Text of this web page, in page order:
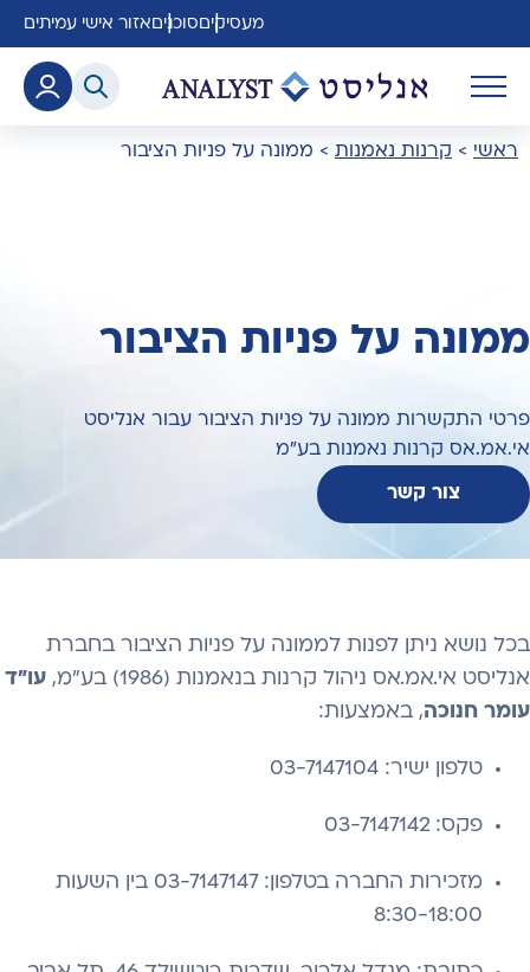
מעסיקים סוכנים אזור אישי עמיתים
ראשי > קרנות נאמנות > ממונה על פניות הציבור
ממונה על פניות הציבור
פרטי התקשרות ממונה על פניות הציבור עבור אנליסט
אי.אמ.אס קרנות נאמנות בע"מ
צור קשר
בכל נושא ניתן לפנות לממונה על פניות הציבור בחברת
אנליסט אי.אמ.אס ניהול קרנות בנאמנות (1986) בע"מ,
עו"ד
עומר חנוכה, באמצעות:
טלפון ישיר: 03-7147104
פקס: 03-7147142
מזכירות החברה בטלפון: 03-7147147 בין השעות
8:30-18:00